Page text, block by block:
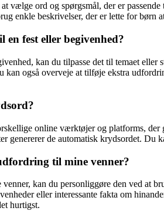
vælge ord og spørgsmål, der er
enkle beskrivelser, der er lette for
fest eller begivenhed?
kan du tilpasse det til temaet
kan også overveje at tilføje ekstra
online værktøjer og platforms,
genererer de automatisk krydsordet.
til mine venner?
kan du personliggøre den ved at
eller interessante fakta om
hurtigst.